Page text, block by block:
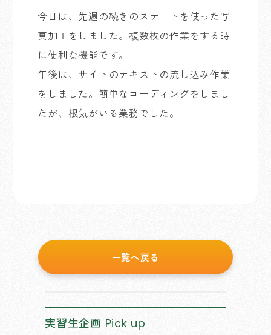
今日は、先週の続きのステートを使った写
真加工をしました。複数枚の作業をする時
に便利な機能です。
午後は、サイトのテキストの流し込み作業
をしました。簡単なコーディングをしまし
たが、根気がいる業務でした。
一覧へ戻る
実習生企画 Pick up